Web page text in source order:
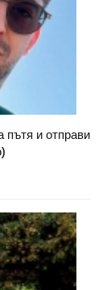
и отправи